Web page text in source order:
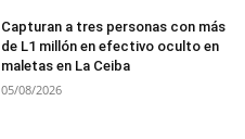
Capturan a tres personas con más
de L1 millón en efectivo oculto en
maletas en La Ceiba
05/08/2026